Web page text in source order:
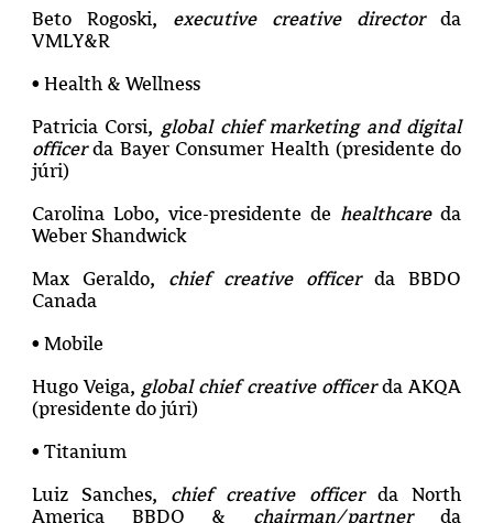
Beto Rogoski, executive creative directorda
VMLY&R
• Health & Wellness
Patricia Corsi, global chief marketing and digital
officerda Bayer Consumer Health (presidente do
júri)
Carolina Lobo, vice-presidente de healthcareda
Weber Shandwick
Max Geraldo, chief creative officerda BBDO
Canada
• Mobile
Hugo Veiga, global chief creative officerda AKQA
(presidente do júri)
• Titanium
Luiz Sanches, chief creative officerda North
America BBDO & chairman/partnerda